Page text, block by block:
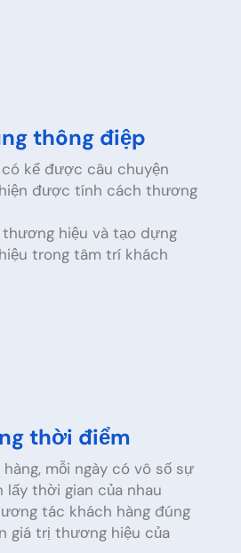
thông điệp
kể được câu chuyện
được tính cách thương
hiệu và tạo dựng
trong tâm trí khách
thời điểm
mỗi ngày có vô số sự
lấy thời gian của nhau
tác khách hàng đúng
giá trị thương hiệu của